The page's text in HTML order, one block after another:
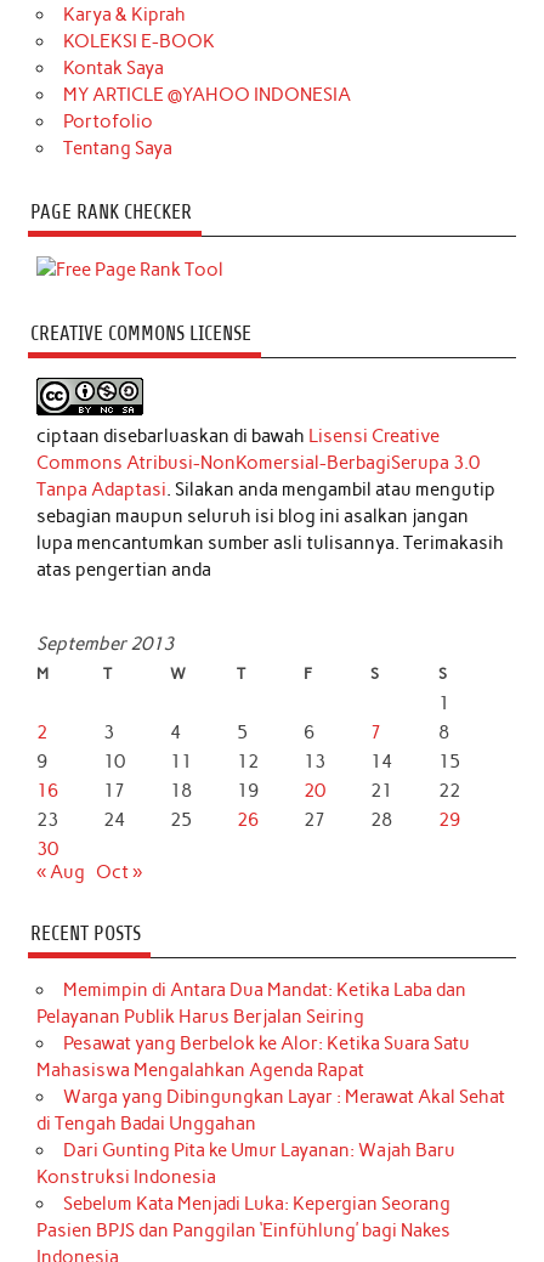
Karya & Kiprah
KOLEKSI E-BOOK
Kontak Saya
MY ARTICLE @YAHOO INDONESIA
Portofolio
Tentang Saya
PAGE RANK CHECKER
CREATIVE COMMONS LICENSE
ciptaan disebarluaskan di bawah Lisensi Creative
Commons Atribusi-NonKomersial-BerbagiSerupa 3.0
Tanpa Adaptasi. Silakan anda mengambil atau mengutip
sebagian maupun seluruh isi blog ini asalkan jangan
lupa mencantumkan sumber asli tulisannya. Terimakasih
atas pengertian anda
September 2013
M T W T F S S
1
2
3 4 5 6 7
8
9
10 11 12 13 14
15
16
17 18 19 20 21
22
23
24 25 26 27 28
29
30
« Aug
Oct »
RECENT POSTS
Memimpin di Antara Dua Mandat: Ketika Laba dan
Pelayanan Publik Harus Berjalan Seiring
Pesawat yang Berbelok ke Alor: Ketika Suara Satu
Mahasiswa Mengalahkan Agenda Rapat
Warga yang Dibingungkan Layar : Merawat Akal Sehat
di Tengah Badai Unggahan
Dari Gunting Pita ke Umur Layanan: Wajah Baru
Konstruksi Indonesia
Sebelum Kata Menjadi Luka: Kepergian Seorang
Pasien BPJS dan Panggilan ‘Einfühlung’ bagi Nakes
Indonesia